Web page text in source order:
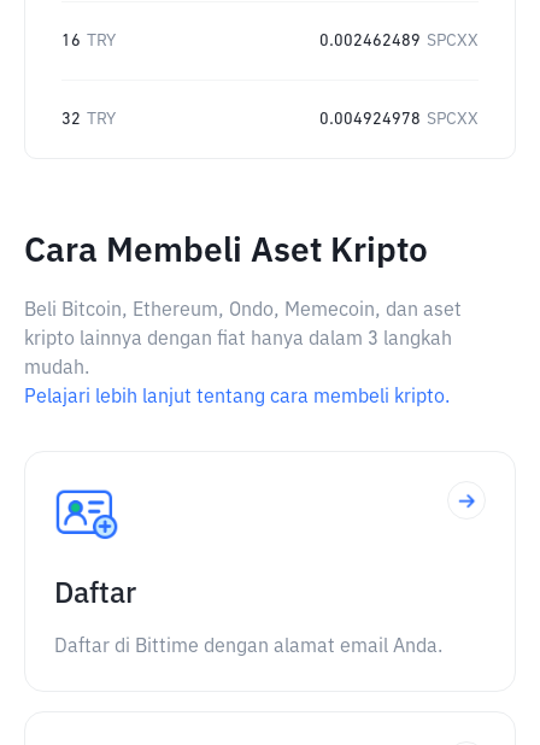
16 TRY 0.002462489 SPCXX
32 TRY 0.004924978 SPCXX
Cara Membeli Aset Kripto
Beli Bitcoin, Ethereum, Ondo, Memecoin, dan aset
kripto lainnya dengan fiat hanya dalam 3 langkah
mudah.
Pelajari lebih lanjut tentang cara membeli kripto.
Daftar
Daftar di Bittime dengan alamat email Anda.